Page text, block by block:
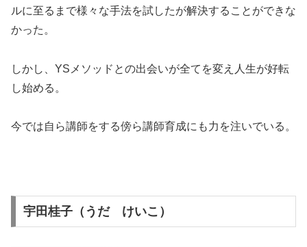
ルに至るまで様々な手法を試したが解決することができな
かった。
しかし、YSメソッドとの出会いが全てを変え人生が好転
し始める。
今では自ら講師をする傍ら講師育成にも力を注いでいる。
宇田桂子（うだ けいこ）